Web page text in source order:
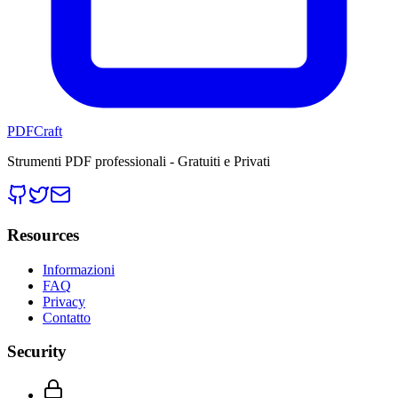
PDFCraft
Strumenti PDF professionali - Gratuiti e Privati
Resources
Informazioni
FAQ
Privacy
Contatto
Security